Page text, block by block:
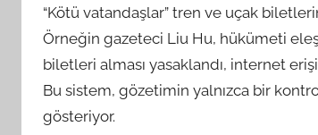
“Kötü vatandaşlar” tren ve uçak
Örneğin gazeteci Liu Hu, hükümeti
biletleri alması yasaklandı, internet
Bu sistem, gözetimin yalnızca bir
gösteriyor.